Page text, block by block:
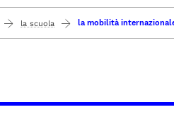
la scuola la mobilità